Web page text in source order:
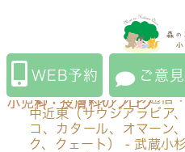
【トラベルワクチン通信：
東（サウジアラビア、UAE
ール、オマーン、イエメン、
- 武蔵小杉駅の小児科 - 武
小児科・皮膚科のブログ
WEB予約 ご意
【トラベルワクチン通信
中近東（サウジアラビア
コ、カタール、オマーン
ク、クェート） - 武蔵小